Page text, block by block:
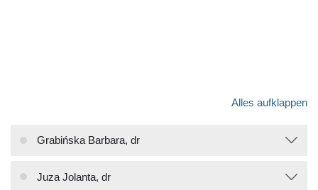
Alles aufklappen
Grabińska Barbara, dr
Juza Jolanta, dr